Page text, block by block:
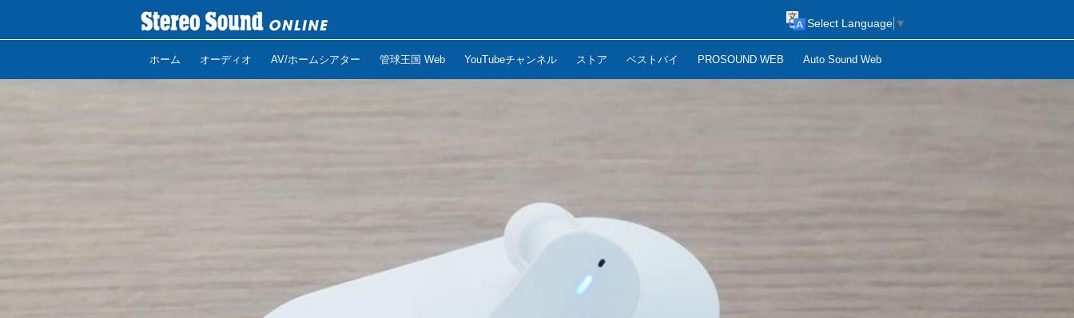
ホーム オーディオ AV/ホームシアター 管球王国 Web YouTubeチャンネル ストア ベストバイ PROSOUND WEB Auto Sound Web
Select Language ▼